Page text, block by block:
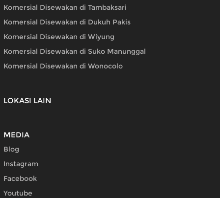
Komersial Disewakan di Tambaksari
Komersial Disewakan di Dukuh Pakis
Komersial Disewakan di Wiyung
Komersial Disewakan di Suko Manunggal
Komersial Disewakan di Wonocolo
LOKASI LAIN
MEDIA
Blog
Instagram
Facebook
Youtube